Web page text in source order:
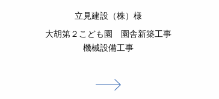
立見建設（株）様
大胡第２こども園 園舎新築工事
機械設備工事